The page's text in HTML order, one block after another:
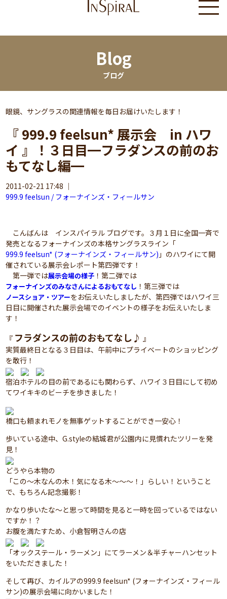
Blog
ブログ
眼鏡、サングラスの関連情報を毎日お届けいたします！
『 999.9 feelsun* 展示会 in ハワ
イ 』！３日目━フラダンスの前のお
もてなし編━
2011-02-21 17:48 ｜
999.9 feelsun / フォーナインズ・フィールサン
こんばんは インスパイラル ブログです。３月１日に全国一斉で
発売となるフォーナインズの本格サングラスライン「
999.9 feelsun* (フォーナインズ・フィールサン) 」のハワイにて開
催されている展示会レポート第四弾です！
第一弾では展示会場の様子 ！第二弾では
フォーナインズのみなさんによるおもてなし ！第三弾では
ノースショア・ツアーをお伝えいたしましたが、第四弾ではハワイ三
日目に開催された展示会場でのイベントの様子をお伝えいたしま
す！
『 フラダンスの前のおもてなし♪ 』
実質最終日となる３日目は、午前中にプライベートのショッピング
を敢行！
宿泊ホテルの目の前であるにも関わらず、ハワイ３日目にして初め
てワイキキのビーチを歩きました！
橋口も頼まれモノを無事ゲットすることができ一安心！
歩いている途中、G.styleの結城君が公園内に見慣れたツリーを発
見！
どうやら本物の
「この～木なんの木！気になる木～～～！」らしい！ということ
で、もちろん記念撮影！
かなり歩いたな～と思って時間を見ると一時を回っているではない
ですか！？
お腹を満たすため、小倉智明さんの店
「オックステール・ラーメン」にてラーメン＆半チャーハンセット
をいただきました！
そして再び、カイルアの999.9 feelsun* (フォーナインズ・フィール
サン)の展示会場に向かいました！